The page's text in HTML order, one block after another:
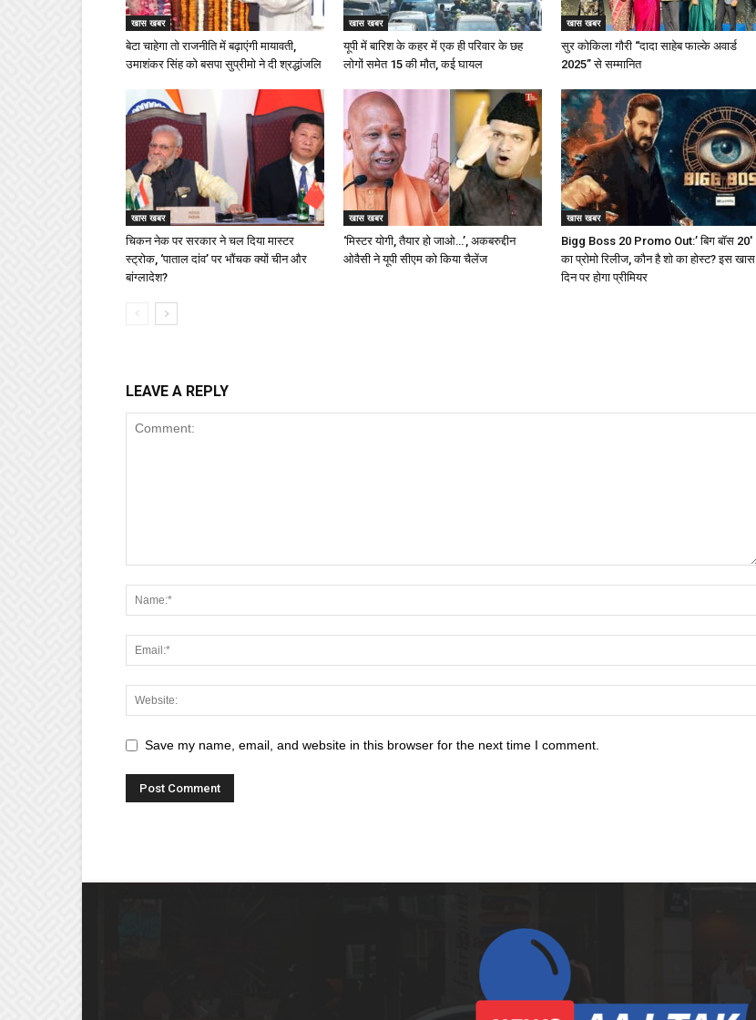
खास खबर
बेटा चाहेगा तो राजनीति में बढ़ाएंगी मायावती,
उमाशंकर सिंह को बसपा सुप्रीमो ने दी श्रद्धांजलि
खास खबर
यूपी में बारिश के कहर में एक ही परिवार के छह
लोगों समेत 15 की मौत, कई घायल
खास खबर
सुर कोकिला गौरी “दादा साहेब फाल्के अवार्ड
2025” से सम्मानित
खास खबर
चिकन नेक पर सरकार ने चल दिया मास्टर
स्ट्रोक, ‘पाताल दांव’ पर भौंचक क्यों चीन और
बांग्लादेश?
खास खबर
‘मिस्टर योगी, तैयार हो जाओ…’, अकबरुद्दीन
ओवैसी ने यूपी सीएम को किया चैलेंज
खास खबर
Bigg Boss 20 Promo Out:’ बिग बॉस 20′
का प्रोमो रिलीज, कौन है शो का होस्ट? इस खास
दिन पर होगा प्रीमियर
LEAVE A REPLY
Save my name, email, and website in this browser for the next time I comment.